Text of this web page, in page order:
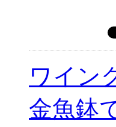
ワイン
金魚鉢